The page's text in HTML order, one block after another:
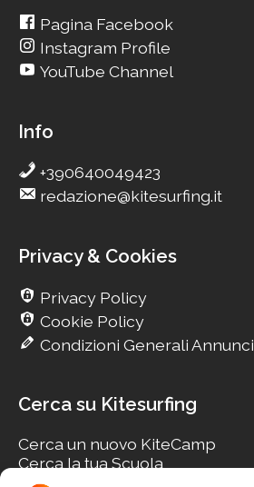
Pagina Facebook
Instagram Profile
YouTube Channel
Info
+390640049423
redazione@kitesurfing.it
Privacy & Cookies
Privacy Policy
Cookie Policy
Condizioni Generali Annunci
Cerca su Kitesurfing
Cerca un nuovo KiteCamp
Cerca la tua Scuola
Cerca il tuo KiteSpot